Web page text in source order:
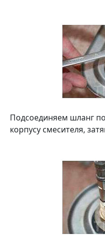
Подсоединяем шланг
корпусу смесителя,